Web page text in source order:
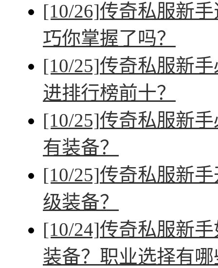
[10/26]传奇私服新
巧你掌握了吗？
[10/25]传奇私服新
进排行榜前十？
[10/25]传奇私服新
有装备？
[10/25]传奇私服新
级装备？
[10/24]传奇私服新
装备？职业选择有